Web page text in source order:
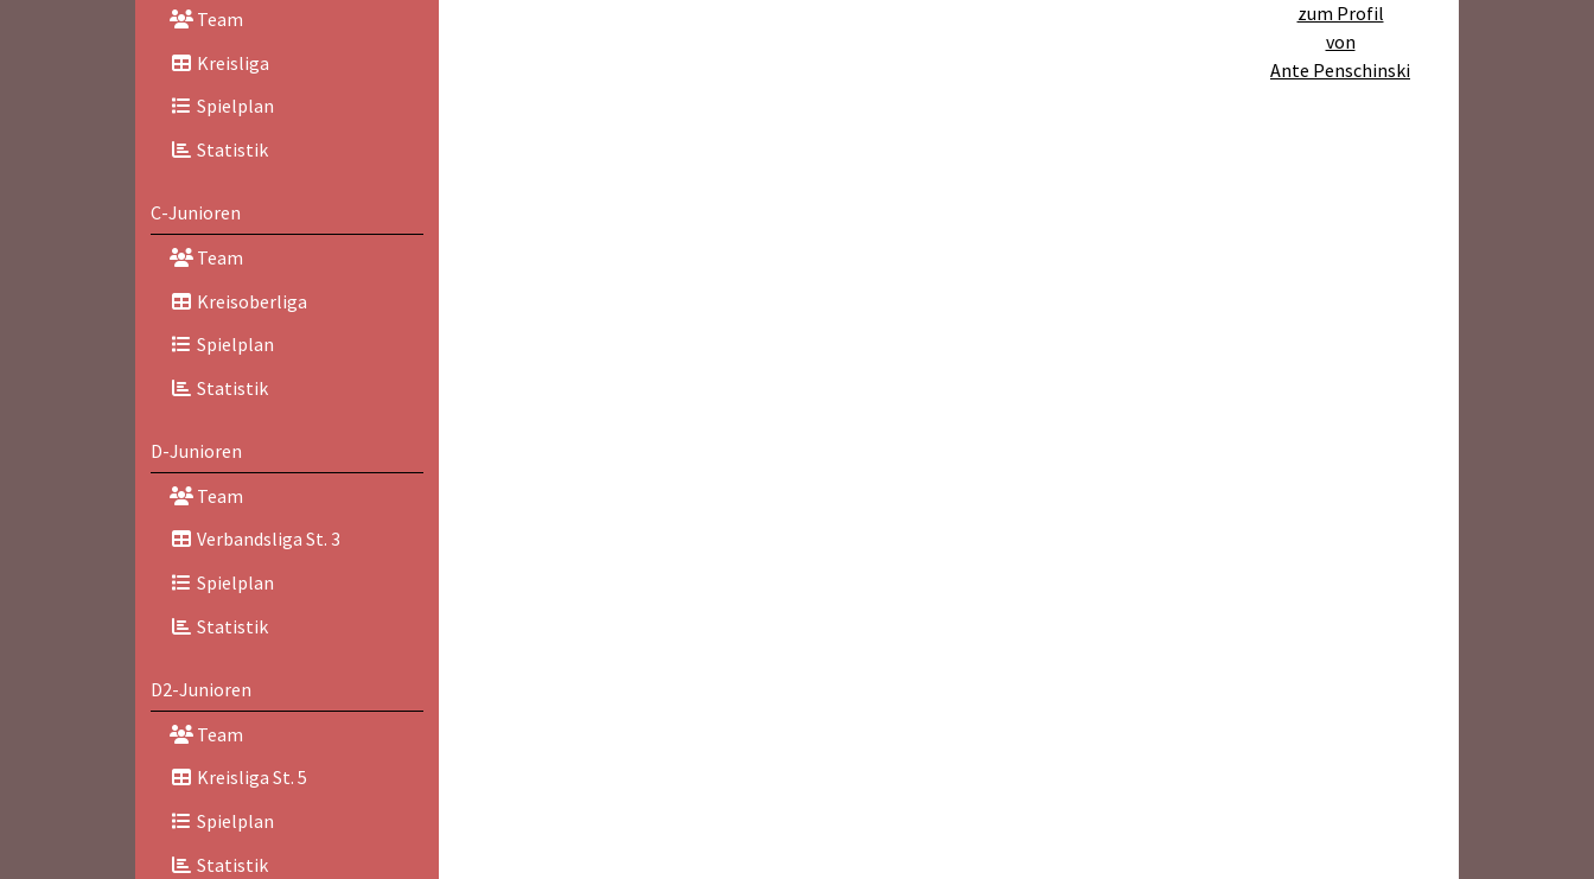
Team
Kreisliga
Spielplan
Statistik
C-Junioren
Team
Kreisoberliga
Spielplan
Statistik
D-Junioren
Team
Verbandsliga St. 3
Spielplan
Statistik
D2-Junioren
Team
Kreisliga St. 5
Spielplan
Statistik
zum Profil
von
Ante Penschinski